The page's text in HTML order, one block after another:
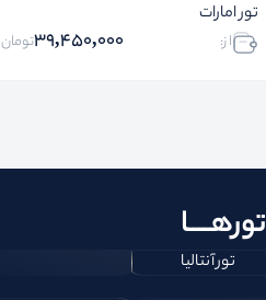
تور امارات
ا ز: 39,450,000تومان
تورهــــا
تور آنتالیا